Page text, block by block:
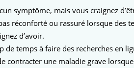
symptôme, mais vous craignez
réconforté ou rassuré lorsque des
d’avoir.
de temps à faire des recherches en
contracter une maladie grave